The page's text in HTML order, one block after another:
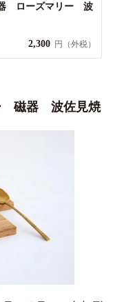
ローズマリー 波
2,300 円（外税）
磁器 波佐見焼